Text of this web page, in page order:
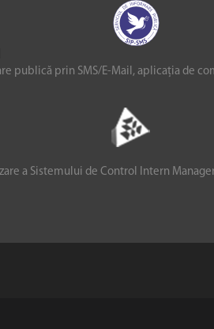
publică prin SMS/E-Mail, aplicația de
a Sistemului de Control Intern